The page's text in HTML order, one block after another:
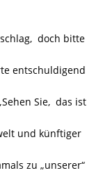
doch bitte
entschuldigend
Sie, das ist
und künftiger
zu „unserer“